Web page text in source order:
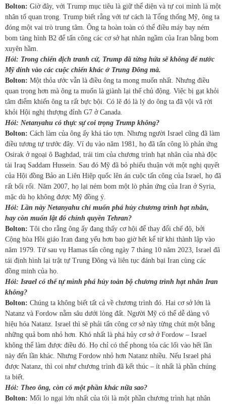
Bolton: Giờ đây, với Trump mục tiêu là giữ thể diện và tự coi mình là một
nhân tố quan trọng. Trump biết rằng với tư cách là Tổng thống Mỹ, ông ta
đóng một vai trò trung tâm. Ông ta hoàn toàn có thể điều máy bay ném
bom tàng hình B2 để tấn công các cơ sở hạt nhân ngầm của Iran bằng bom
xuyên hầm.
Hỏi: Trong chiến dịch tranh cử, Trump đã từng hứa sẽ không để nước
Mỹ dính vào các cuộc chiến khác ở Trung Đông mà.
Bolton: Một thỏa ước vẫn là điều ông ta mong muốn nhất. Nhưng điều
quan trọng hơn mà ông ta muốn là giành lại thế chủ động. Việc bị gạt khỏi
tâm điểm khiến ông ta rất bực bội. Có lẽ đó là lý do ông ta đã vội vã rời
khỏi Hội nghị thượng đỉnh G7 ở Canada.
Hỏi: Netanyahu có thực sự coi trọng Trump không?
Bolton: Cách làm của ông ấy khá táo tợn. Nhưng người Israel cũng đã làm
điều tương tự trước đây. Ví dụ vào năm 1981, họ đã tấn công lò phản ứng
Osirak ở ngoại ô Baghdad, trái tim của chương trình hạt nhân của nhà độc
tài Iraq Saddam Hussein. Sau đó Mỹ đã bỏ phiếu thuận với một nghị quyết
của Hội đồng Bảo an Liên Hiệp quốc lên án cuộc tấn công của Israel, họ đã
rất bối rối. Năm 2007, họ lại ném bom một lò phản ứng của Iran ở Syria,
mặc dù họ không được Mỹ đồng ý.
Hỏi: Lần này Netanyahu chỉ muốn phá hủy chương trình hạt nhân,
hay còn muốn lật đổ chính quyền Tehran?
Bolton: Tôi cho rằng ông ấy đang thấy cơ hội để thay đổi chế độ, bởi
Cộng hòa Hồi giáo Iran đang yếu hơn bao giờ hết kể từ khi thành lập vào
năm 1979. Từ sau vụ Hamas tấn công ngày 7 tháng 10 năm 2023, Israel đã
tái định hình lại trật tự Trung Đông và liên tục đánh bại Iran cùng các
đồng minh của họ.
Hỏi: Israel có thể tự mình phá hủy toàn bộ chương trình hạt nhân Iran
không?
Bolton: Chúng ta không biết tất cả về chương trình đó. Hai cơ sở lớn là
Natanz và Fordow nằm sâu dưới lòng đất. Người Mỹ có thể dễ dàng vô
hiệu hóa Natanz. Israel thì sẽ phải tấn công cơ sở này từng chút một bằng
những quả bom nhỏ hơn. Khó nhất là phá hủy cơ sở ở Fordow – Israel
không thể làm được điều đó. Họ chỉ có thể phong tỏa các lối vào hết lần
này đến lần khác. Nhưng Fordow nhỏ hơn Natanz nhiều. Nếu Israel phá
được Natanz, thì coi như chương trình đã kết thúc – ít nhất là phần chúng
ta biết.
Hỏi: Theo ông, còn có một phần khác nữa sao?
Bolton: Mối lo ngại lớn nhất của tôi là một phần chương trình hạt nhân